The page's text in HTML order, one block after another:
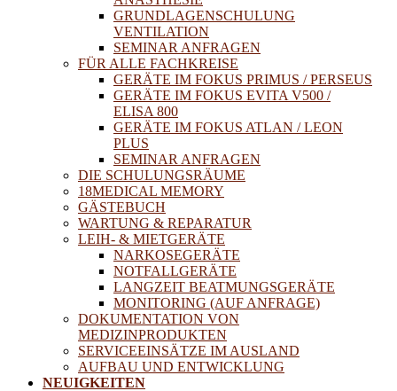
GRUNDLAGENSCHULUNG
VENTILATION
SEMINAR ANFRAGEN
FÜR ALLE FACHKREISE
GERÄTE IM FOKUS PRIMUS / PERSEUS
GERÄTE IM FOKUS EVITA V500 /
ELISA 800
GERÄTE IM FOKUS ATLAN / LEON
PLUS
SEMINAR ANFRAGEN
DIE SCHULUNGSRÄUME
18MEDICAL MEMORY
GÄSTEBUCH
WARTUNG & REPARATUR
LEIH- & MIETGERÄTE
NARKOSEGERÄTE
NOTFALLGERÄTE
LANGZEIT BEATMUNGSGERÄTE
MONITORING (AUF ANFRAGE)
DOKUMENTATION VON
MEDIZINPRODUKTEN
SERVICEEINSÄTZE IM AUSLAND
AUFBAU UND ENTWICKLUNG
NEUIGKEITEN